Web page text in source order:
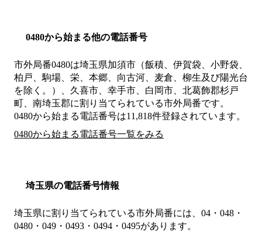
0480から始まる他の電話番号
市外局番0480は埼玉県加須市（飯積、伊賀袋、小野袋、
柏戸、駒場、栄、本郷、向古河、麦倉、柳生及び陽光台
を除く。）、久喜市、幸手市、白岡市、北葛飾郡杉戸
町、南埼玉郡に割り当てられている市外局番です。
0480から始まる電話番号は11,818件登録されています。
0480から始まる電話番号一覧をみる
埼玉県の電話番号情報
埼玉県に割り当てられている市外局番には、04・048・
0480・049・0493・0494・0495があります。